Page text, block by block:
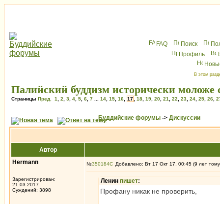
FAQ Поиск
Профиль
В этом
Палийский буддизм исторически
Страницы Пред. 1 2 3 4 5 6 7 14 15 16 17 18 19 20 21 22 23 24 25 26
Буддийские форумы -> Дискуссии
Автор
Hermann
Зарегистрирован:
21.03.2017
Суждений: 3898
№350184 Добавлено: Вт 17 Окт 17, 00:45 (9 лет
Ленин пишет:
Профану никак не проверить,